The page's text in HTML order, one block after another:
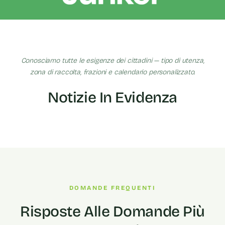
Conosciamo tutte le esigenze dei cittadini — tipo di utenza,
zona di raccolta, frazioni e calendario personalizzato.
Notizie In Evidenza
DOMANDE FREQUENTI
Risposte Alle Domande Più